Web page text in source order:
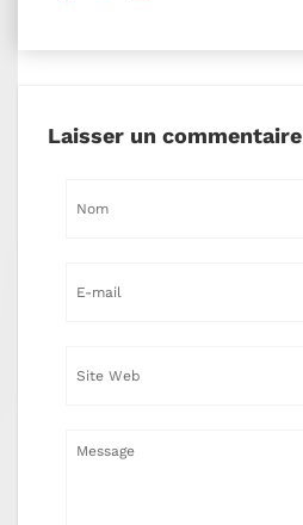
Laisser un commentaire